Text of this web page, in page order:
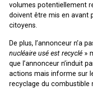
volumes potentiellement
doivent être mis en avant
citoyens.
De plus, l’annonceur n’a
nucléaire usé est recyclé»
que l’annonceur n’induit
actions mais informe sur
recyclage du combustible